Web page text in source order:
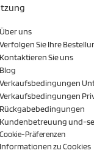
Über uns
Verfolgen Sie Ihre
Kontaktieren Sie uns
Blog
Verkaufsbedingungen
Verkaufsbedingungen
Rückgabebedingungen
Kundenbetreuung und-
Cookie-Präferenzen
Informationen zu Cookies